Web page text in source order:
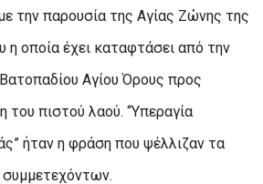
την παρουσία της Αγίας Ζώνης της
η οποία έχει καταφτάσει από την
Αγίου Όρους προς
του πιστού λαού. “Υπεραγία
ήταν η φράση που ψέλλιζαν τα
συμμετεχόντων.